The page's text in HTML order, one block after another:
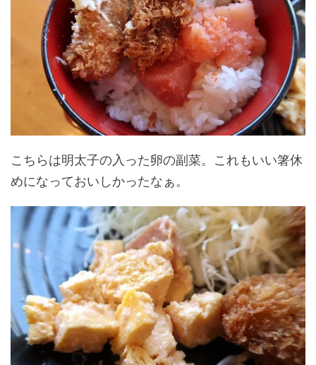
こちらは明太子の入った卵の副菜。これもいい箸休
めになっておいしかったなぁ。